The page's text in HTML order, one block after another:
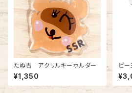
たぬ吉 アクリルキーホルダー
¥1,350
ビ